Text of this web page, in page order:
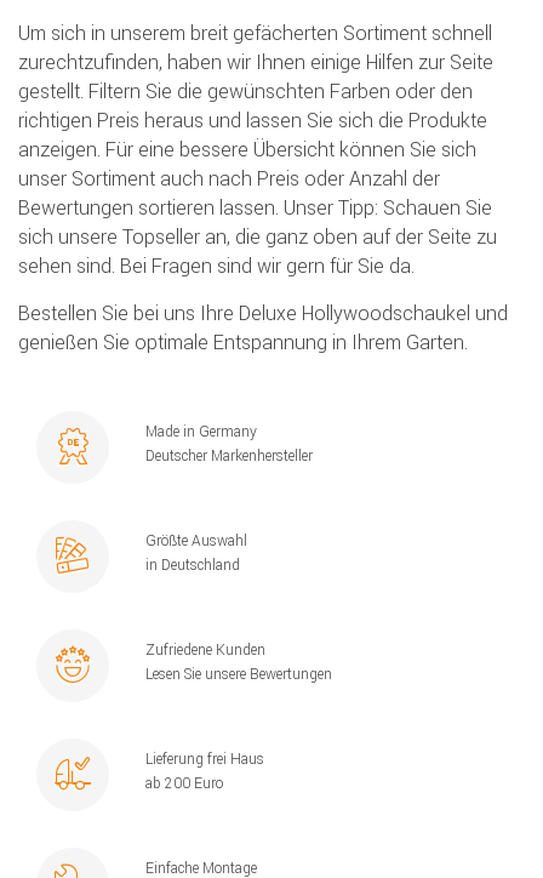
Um sich in unserem breit gefächerten Sortiment schnell
zurechtzufinden, haben wir Ihnen einige Hilfen zur Seite
gestellt. Filtern Sie die gewünschten Farben oder den
richtigen Preis heraus und lassen Sie sich die Produkte
anzeigen. Für eine bessere Übersicht können Sie sich
unser Sortiment auch nach Preis oder Anzahl der
Bewertungen sortieren lassen. Unser Tipp: Schauen Sie
sich unsere Topseller an, die ganz oben auf der Seite zu
sehen sind. Bei Fragen sind wir gern für Sie da.
Bestellen Sie bei uns Ihre Deluxe Hollywoodschaukel und
genießen Sie optimale Entspannung in Ihrem Garten.
Made in Germany
Deutscher Markenhersteller
Größte Auswahl
in Deutschland
Zufriedene Kunden
Lesen Sie unsere Bewertungen
Lieferung frei Haus
ab 200 Euro
Einfache Montage